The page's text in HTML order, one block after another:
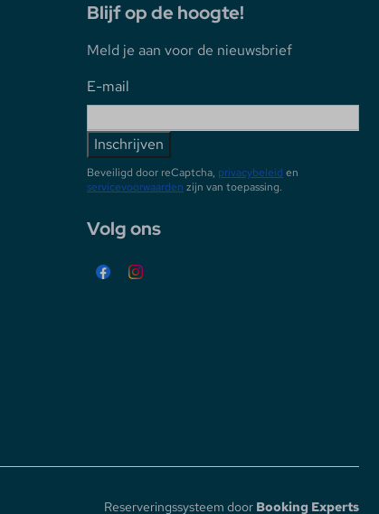
Blijf op de hoogte!
Meld je aan voor de nieuwsbrief
E-mail
Inschrijven
Beveiligd door reCaptcha, privacybeleid en
servicevoorwaarden zijn van toepassing.
Volg ons
Reserveringssysteem door Booking Experts